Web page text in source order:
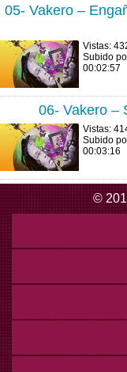
05- Vakero –
Vistas:
Subido
00:02:57
06- Vakero –
Vistas:
Subido
00:03:16
©